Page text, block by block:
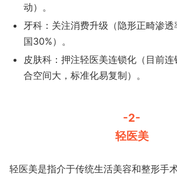
动）。
牙科​：关注消费升级（隐形正畸渗
国30%）。
皮肤科​：押注轻医美连锁化（目前
合空间大，标准化易复制）。
-2-
轻医美
轻医美是指介于传统生活美容和整形手